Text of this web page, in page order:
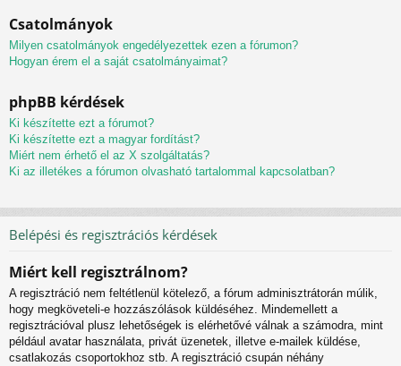
Csatolmányok
Milyen csatolmányok engedélyezettek ezen a fórumon?
Hogyan érem el a saját csatolmányaimat?
phpBB kérdések
Ki készítette ezt a fórumot?
Ki készítette ezt a magyar fordítást?
Miért nem érhető el az X szolgáltatás?
Ki az illetékes a fórumon olvasható tartalommal kapcsolatban?
Belépési és regisztrációs kérdések
Miért kell regisztrálnom?
A regisztráció nem feltétlenül kötelező, a fórum adminisztrátorán múlik,
hogy megköveteli-e hozzászólások küldéséhez. Mindemellett a
regisztrációval plusz lehetőségek is elérhetővé válnak a számodra, mint
például avatar használata, privát üzenetek, illetve e-mailek küldése,
csatlakozás csoportokhoz stb. A regisztráció csupán néhány